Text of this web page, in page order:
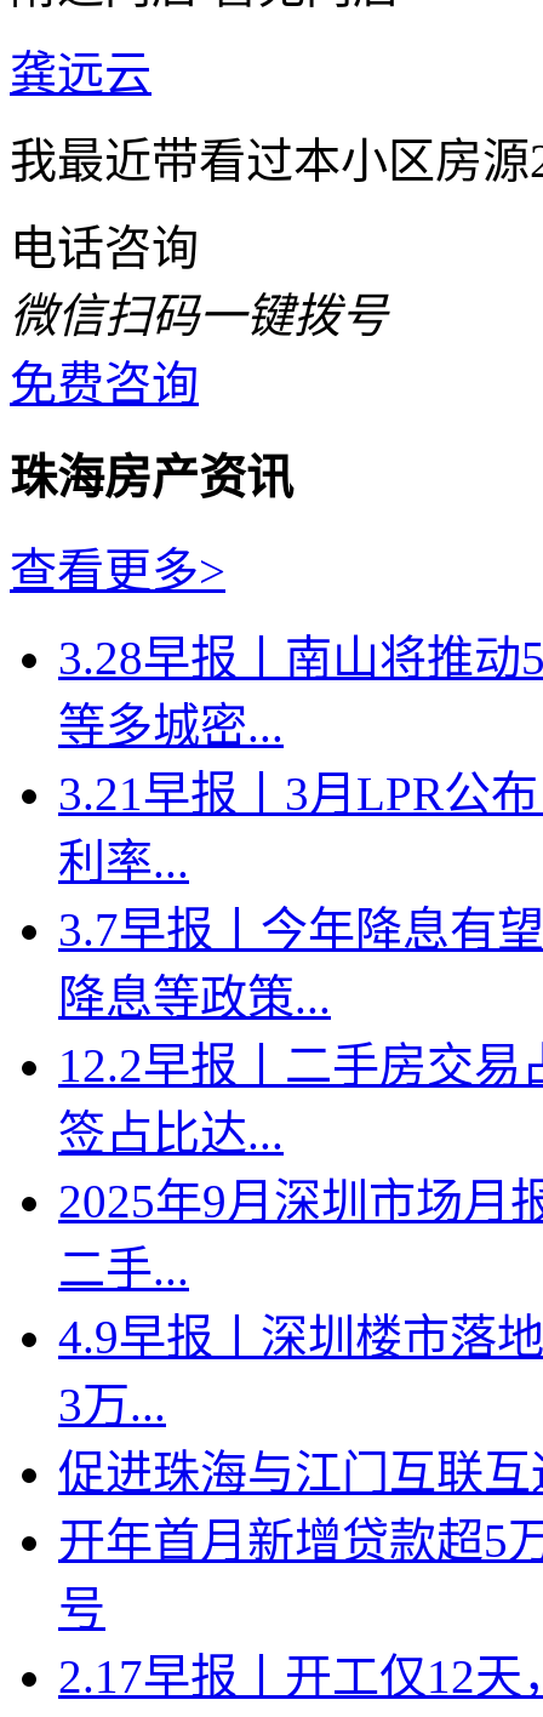
龚远云
我最近带看过本小区房
电话咨询
微信扫码一键拨号
免费咨询
珠海房产资讯
查看更多>
3.28早报丨南山将推
等多城密...
3.21早报丨3月LPR公
利率...
3.7早报丨今年降息有
降息等政策...
12.2早报丨二手房交
签占比达...
2025年9月深圳市场月
二手...
4.9早报丨深圳楼市落
3万...
促进珠海与江门互联
开年首月新增贷款超5
号
2.17早报丨开工仅12